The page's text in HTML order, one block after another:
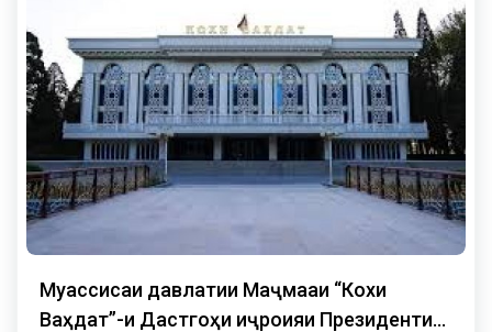
Муассисаи давлатии Маҷмааи “Кохи
Ваҳдат”-и Дастгоҳи иҷроияи Президенти